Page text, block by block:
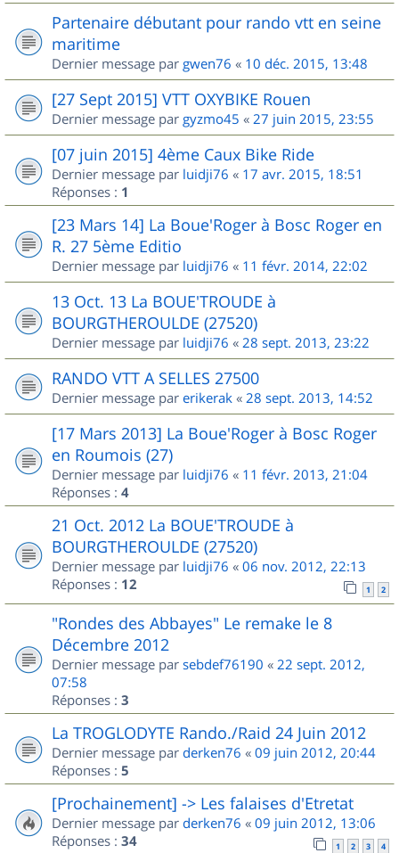
Partenaire débutant pour rando vtt en seine
maritime
Dernier message par gwen76 « 10 déc. 2015, 13:48
[27 Sept 2015] VTT OXYBIKE Rouen
Dernier message par gyzmo45 « 27 juin 2015, 23:55
[07 juin 2015] 4ème Caux Bike Ride
Dernier message par luidji76 « 17 avr. 2015, 18:51
Réponses : 1
[23 Mars 14] La Boue'Roger à Bosc Roger en
R. 27 5ème Editio
Dernier message par luidji76 « 11 févr. 2014, 22:02
13 Oct. 13 La BOUE'TROUDE à
BOURGTHEROULDE (27520)
Dernier message par luidji76 « 28 sept. 2013, 23:22
RANDO VTT A SELLES 27500
Dernier message par erikerak « 28 sept. 2013, 14:52
[17 Mars 2013] La Boue'Roger à Bosc Roger
en Roumois (27)
Dernier message par luidji76 « 11 févr. 2013, 21:04
Réponses : 4
21 Oct. 2012 La BOUE'TROUDE à
BOURGTHEROULDE (27520)
Dernier message par luidji76 « 06 nov. 2012, 22:13
Réponses : 12 1 2
"Rondes des Abbayes" Le remake le 8
Décembre 2012
Dernier message par sebdef76190 « 22 sept. 2012,
07:58
Réponses : 3
La TROGLODYTE Rando./Raid 24 Juin 2012
Dernier message par derken76 « 09 juin 2012, 20:44
Réponses : 5
[Prochainement] -> Les falaises d'Etretat
Dernier message par derken76 « 09 juin 2012, 13:06
Réponses : 34 1 2 3 4